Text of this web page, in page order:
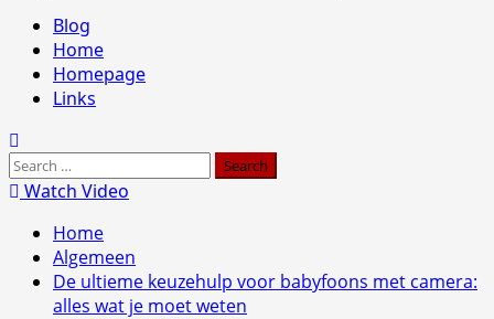
Primary
Menu
Blog
Home
Homepage
Links
Search
for:Watch Video
Home
Algemeen
De ultieme keuzehulp voor babyfoons met camera:
alles wat je moet weten